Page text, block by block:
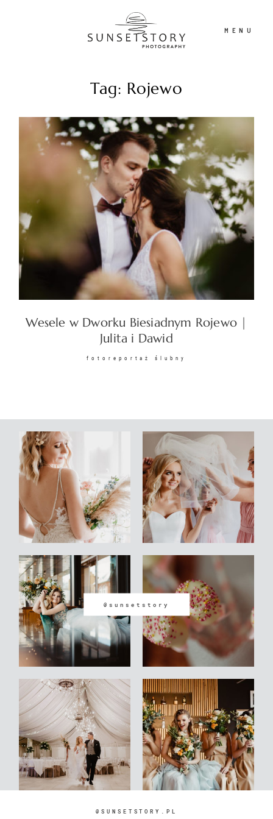
MENU
Tag: Rojewo
Wesele w Dworku Biesiadnym Rojewo |
Julita i Dawid
fotoreportaż ślubny
PORTFOLIO
OFERTA
CONTENT CREATOR
KONTAKT
@sunsetstory
@SUNSETSTORY.PL